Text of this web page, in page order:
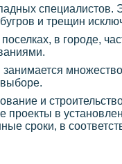
специалистов.
и трещин
в городе,
выборе.
и
проекты в
сроки, в